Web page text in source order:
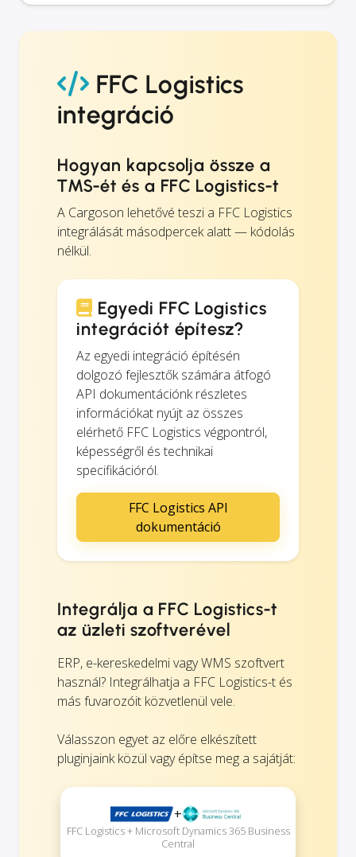
FFC Logistics
integráció
Hogyan kapcsolja össze a
TMS-ét és a FFC Logistics-t
A Cargoson lehetővé teszi a FFC Logistics
integrálását másodpercek alatt — kódolás
nélkül.
Egyedi FFC Logistics
integrációt építesz?
Az egyedi integráció építésén
dolgozó fejlesztők számára átfogó
API dokumentációnk részletes
információkat nyújt az összes
elérhető FFC Logistics végpontról,
képességről és technikai
specifikációról.
FFC Logistics API
dokumentáció
Integrálja a FFC Logistics-t
az üzleti szoftverével
ERP, e-kereskedelmi vagy WMS szoftvert
használ? Integrálhatja a FFC Logistics-t és
más fuvarozóit közvetlenül vele.
Válasszon egyet az előre elkészített
pluginjaink közül vagy építse meg a sajátját:
+
FFC Logistics + Microsoft Dynamics 365 Business
Central